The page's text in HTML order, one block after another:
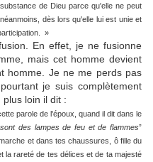
de Dieu parce qu'elle ne peut
dès lors qu'elle lui est unie et
»
En effet, je ne fusionne
mais cet homme devient
homme. Je ne me perds pas
je suis complètement
loin il dit :
parole de l'époux, quand il dit dans le
des lampes de feu et de flammes”
et dans tes chaussures, ô fille du
la rareté de tes délices et de ta majesté